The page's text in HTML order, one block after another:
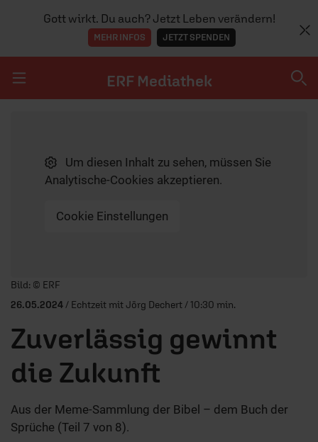
Gott wirkt. Du auch? Jetzt Leben verändern!
MEHR INFOS JETZT SPENDEN
ERF Mediathek
SENDUNGEN A-ZUm diesen Inhalt zu sehen, müssen Sie
Analytische-Cookies akzeptieren.
Cookie Einstellungen
Player starten/anhalten
Bild: © ERF
26.05.2024 / Echtzeit mit Jörg Dechert / 10:30 min.
Zuverlässig gewinnt
die Zukunft
Aus der Meme-Sammlung der Bibel – dem Buch der
Sprüche (Teil 7 von 8).